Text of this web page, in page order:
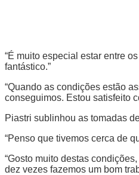
“É muito especial estar entre
fantástico.”
“Quando as condições estão
conseguimos. Estou satisfeito
Piastri sublinhou as tomadas
“Penso que tivemos cerca de
“Gosto muito destas
dez vezes fazemos um bom